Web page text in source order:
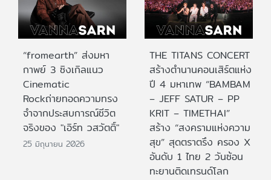
“fromearth” ส่งมหา
กาพย์ 3 ซิงเกิลแนว
Cinematic
Rockถ่ายทอดความทรง
จำจากประสบการณ์ชีวิต
จริงของ "เอิร์ท วสวัตติ์"
25 มิถุนายน 2026
THE TITANS CONCERT
สร้างตำนานคอนเสิร์ตแห่ง
ปี 4 มหาเทพ “BAMBAM
– JEFF SATUR – PP
KRIT – TIMETHAI”
สร้าง “สงครามแห่งความ
สุข” สุดตราตรึง ครอง X
อันดับ 1 ไทย 2 วันซ้อน
ทะยานติดเทรนด์โลก